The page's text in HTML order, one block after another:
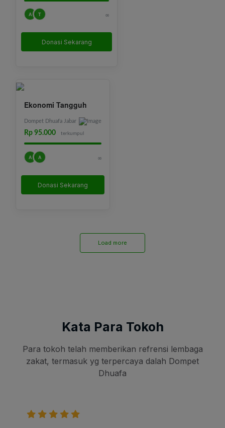
A T ∞
Donasi Sekarang
Ekonomi Tangguh
Dompet Dhuafa Jabar
Rp 95.000 terkumpul
A A ∞
Donasi Sekarang
Load more
Kata Para Tokoh
Para tokoh telah memberikan refrensi lembaga
zakat, termasuk yg terpercaya dalah Dompet
Dhuafa